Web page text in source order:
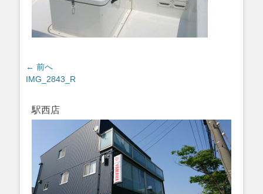
投
稿
ビ
ゲ
ン
← 前へ
過
投
IMG_2843_R
駅西店